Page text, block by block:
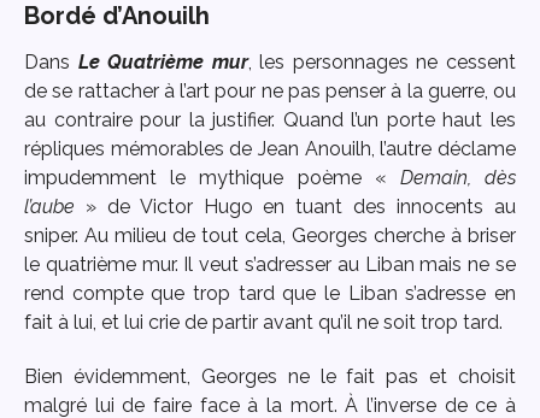
Bordé d’Anouilh
Dans Le Quatrième mur, les personnages ne cessent
de se rattacher à l’art pour ne pas penser à la guerre, ou
au contraire pour la justifier. Quand l’un porte haut les
répliques mémorables de Jean Anouilh, l’autre déclame
impudemment le mythique poème « Demain, dès
l’aube » de Victor Hugo en tuant des innocents au
sniper. Au milieu de tout cela, Georges cherche à briser
le quatrième mur. Il veut s’adresser au Liban mais ne se
rend compte que trop tard que le Liban s’adresse en
fait à lui, et lui crie de partir avant qu’il ne soit trop tard.
Bien évidemment, Georges ne le fait pas et choisit
malgré lui de faire face à la mort. À l’inverse de ce à